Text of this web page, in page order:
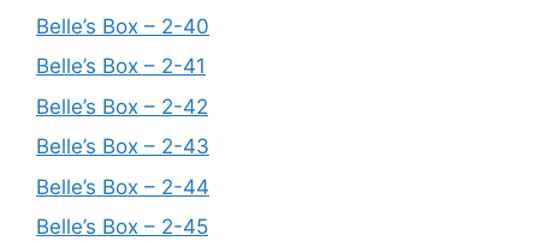
Belle’s Box – 2-40
Belle’s Box – 2-41
Belle’s Box – 2-42
Belle’s Box – 2-43
Belle’s Box – 2-44
Belle’s Box – 2-45